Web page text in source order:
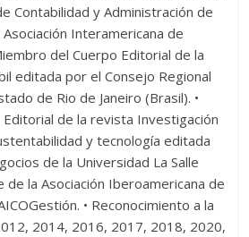
Contabilidad y Administración de
Asociación Interamericana de
del Cuerpo Editorial de la
editada por el Consejo Regional
de Rio de Janeiro (Brasil). •
de la revista Investigación
y tecnología editada
de la Universidad La Salle
de la Asociación Iberoamericana de
• Reconocimiento a la
2014, 2016, 2017, 2018, 2020,